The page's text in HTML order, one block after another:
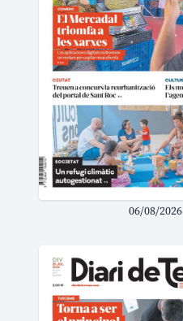
06/08/2026